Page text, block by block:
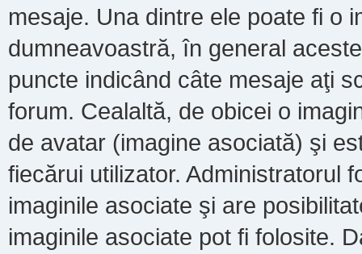
mesaje. Una dintre ele poate fi o
dumneavoastră, în general
puncte indicând câte mesaje aţi
forum. Cealaltă, de obicei o
de avatar (imagine asociată) şi
fiecărui utilizator. Administratorul
imaginile asociate şi are
imaginile asociate pot fi folosite.